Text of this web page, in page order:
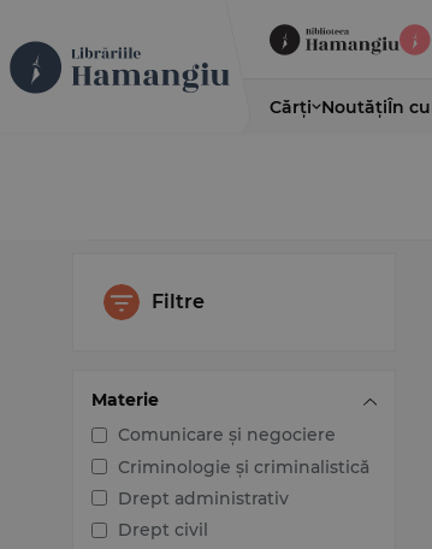
Cărți NoutățiÎn
Filtre
Materie
Comunicare și negociere
Criminologie și criminalistică
Drept administrativ
Drept civil